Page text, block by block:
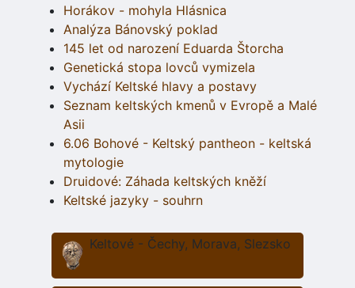
Horákov - mohyla Hlásnica
Analýza Bánovský poklad
145 let od narození Eduarda Štorcha
Genetická stopa lovců vymizela
Vychází Keltské hlavy a postavy
Seznam keltských kmenů v Evropě a Malé
Asii
6.06 Bohové - Keltský pantheon - keltská
mytologie
Druidové: Záhada keltských kněží
Keltské jazyky - souhrn
Keltové - Čechy, Morava, Slezsko